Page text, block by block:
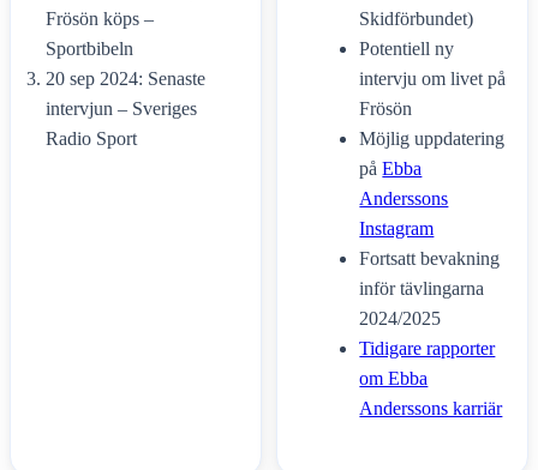
Frösön köps –
Sportbibeln
20 sep 2024: Senaste
intervjun – Sveriges
Radio Sport
Skidförbundet)
Potentiell ny
intervju om livet på
Frösön
Möjlig uppdatering
påEbba
Anderssons
Instagram
Fortsatt bevakning
inför tävlingarna
2024/2025
Tidigare rapporter
om Ebba
Anderssons karriär